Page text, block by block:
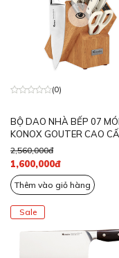
(0)
BỘ DAO NHÀ BẾP 07
KONOX GOUTER CAO
2,560,000đ
1,600,000đ
Thêm vào giỏ hàng
Sale